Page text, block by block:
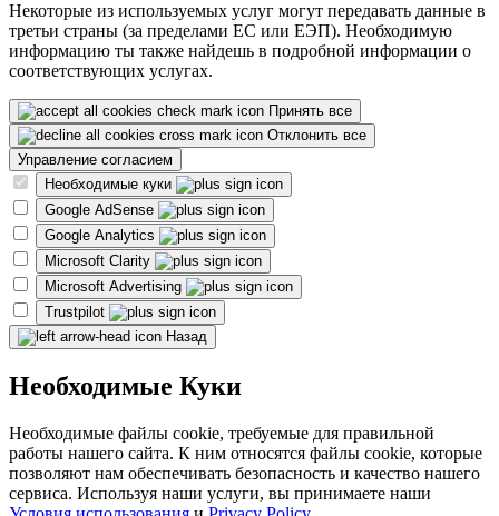
Некоторые из используемых услуг могут передавать данные в
третьи страны (за пределами ЕС или ЕЭП). Необходимую
информацию ты также найдешь в подробной информации о
соответствующих услугах.
Принять все
Отклонить все
Управление согласием
Необходимые куки
Google AdSense
Google Analytics
Microsoft Clarity
Microsoft Advertising
Trustpilot
Назад
Необходимые Куки
Необходимые файлы cookie, требуемые для правильной
работы нашего сайта. К ним относятся файлы cookie, которые
позволяют нам обеспечивать безопасность и качество нашего
сервиса. Используя наши услуги, вы принимаете наши